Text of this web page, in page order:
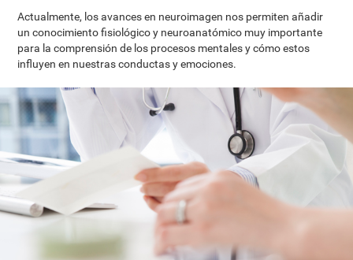
Actualmente, los avances en neuroimagen nos permiten añadir
un conocimiento fisiológico y neuroanatómico muy importante
para la comprensión de los procesos mentales y cómo estos
influyen en nuestras conductas y emociones.